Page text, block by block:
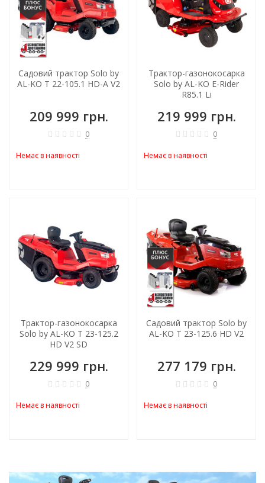
Садовий трактор Solo by
AL-KO T 22-105.1 HD-A V2
209 999 грн.
0
Немає в наявності
Трактор-газонокосарка
Solo by AL-KO E-Rider
R85.1 Li
219 999 грн.
0
Немає в наявності
Трактор-газонокосарка
Solo by AL-KO T 23-125.2
HD V2 SD
229 999 грн.
0
Немає в наявності
Садовий трактор Solo by
AL-KO T 23-125.6 HD V2
277 179 грн.
0
Немає в наявності